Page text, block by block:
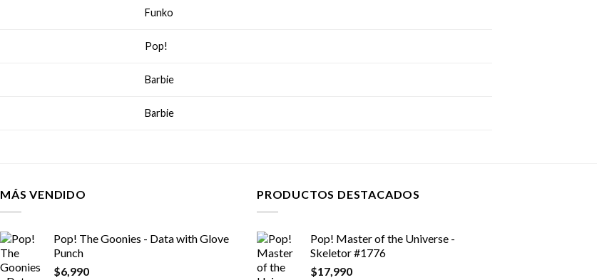
Funko
Pop!
Barbie
Barbie
MÁS VENDIDO
Pop! The Goonies - Data with Glove
Punch
$6,990
PRODUCTOS DESTACADOS
Pop! Master of the Universe -
Skeletor #1776
$17,990